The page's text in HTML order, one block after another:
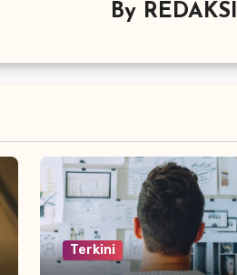
By REDAKSI
Terkini